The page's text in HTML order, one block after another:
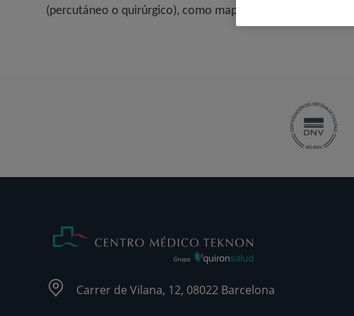
(percutáneo o quirúrgico), como mapa vascular pre-
Carrer de Vilana, 12, 08022 Barcelona